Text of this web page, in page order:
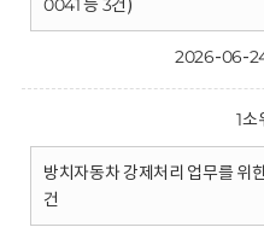
0041 등 3건)
2026-06-
1소
방치자동차 강제처리 업무를 위
건